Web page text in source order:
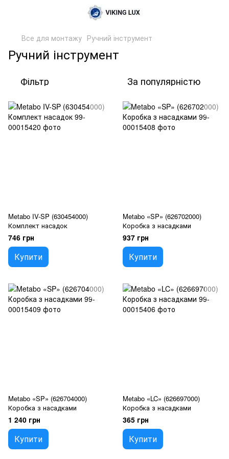
Все для монтажу Ручний інструмент
Ручний інструмент
Фільтр За популярністю
Metabo IV-SP (630454000)
Комплект насадок
746 грн
Купити
Metabo «SP» (626702000)
Коробка з насадками
937 грн
Купити
Metabo «SP» (626704000)
Коробка з насадками
1 240 грн
Купити
Metabo «LC» (626697000)
Коробка з насадками
365 грн
Купити